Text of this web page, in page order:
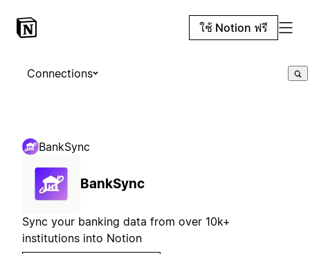
ใช้ Notion ฟรี
Connections
BankSync
BankSync
Sync your banking data from over 10k+
institutions into Notion